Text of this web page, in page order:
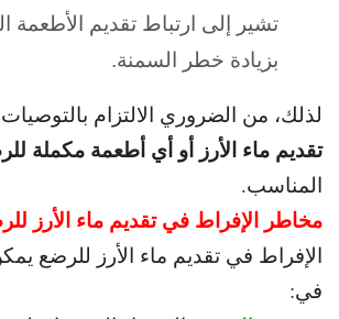
تشير إلى ارتباط تقديم الأطعمة
بزيادة خطر السمنة.
لذلك، من الضروري الالتزام
تقديم ماء الأرز أو أي أطعمة مكملة
المناسب.
مخاطر الإفراط في تقديم ماء الأرز
الإفراط في تقديم ماء الأرز للرضع
في: